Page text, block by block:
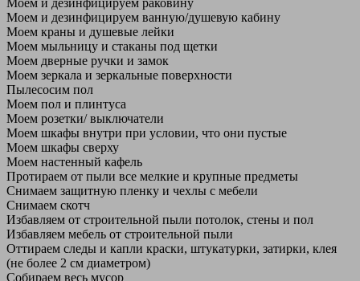
Моем и дезинфицируем раковину
Моем и дезинфицируем ванную/душевую кабину
Моем краны и душевые лейки
Моем мыльницу и стаканы под щетки
Моем дверные ручки и замок
Моем зеркала и зеркальные поверхности
Пылесосим пол
Моем пол и плинтуса
Моем розетки/ выключатели
Моем шкафы внутри при условии, что они пустые
Моем шкафы сверху
Моем настенный кафель
Протираем от пыли все мелкие и крупные предметы
Снимаем защитную пленку и чехлы с мебели
Снимаем скотч
Избавляем от строительной пыли потолок, стены и пол
Избавляем мебель от строительной пыли
Оттираем следы и капли краски, штукатурки, затирки, клея
(не более 2 см диаметром)
Собираем весь мусор